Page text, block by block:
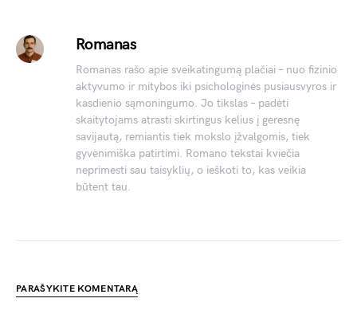
Romanas
Romanas rašo apie sveikatingumą plačiai – nuo fizinio
aktyvumo ir mitybos iki psichologinės pusiausvyros ir
kasdienio sąmoningumo. Jo tikslas – padėti
skaitytojams atrasti skirtingus kelius į geresnę
savijautą, remiantis tiek mokslo įžvalgomis, tiek
gyvenimiška patirtimi. Romano tekstai kviečia
neprimesti sau taisyklių, o ieškoti to, kas veikia
būtent tau.
PARAŠYKITE KOMENTARĄ